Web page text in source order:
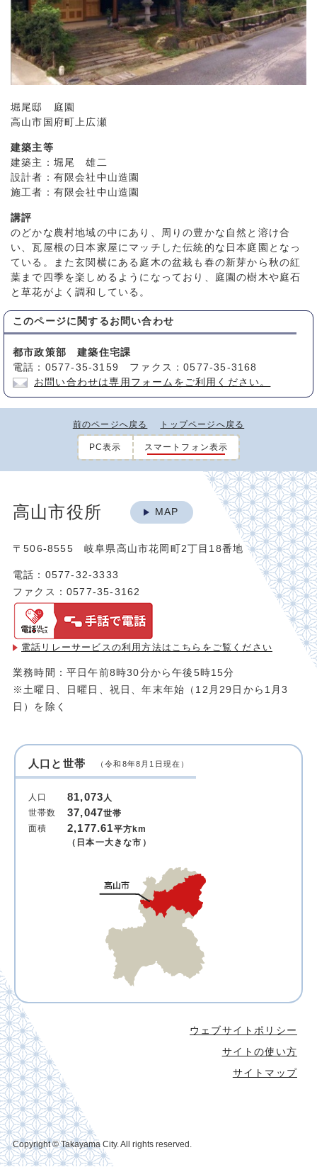
堀尾邸 庭園
高山市国府町上広瀬
建築主等
建築主：堀尾 雄二
設計者：有限会社中山造園
施工者：有限会社中山造園
講評
のどかな農村地域の中にあり、周りの豊かな自然と溶け合
い、瓦屋根の日本家屋にマッチした伝統的な日本庭園となっ
ている。また玄関横にある庭木の盆栽も春の新芽から秋の紅
葉まで四季を楽しめるようになっており、庭園の樹木や庭石
と草花がよく調和している。
このページに関する お問い合わせ
都市政策部 建築住宅課
電話：0577-35-3159 ファクス：0577-35-3168
お問い合わせは専用フォームをご利用ください。
前のページへ戻る トップページへ戻る
PC表示 スマートフォン表示
高山市役所 MAP
〒506-8555 岐阜県高山市花岡町2丁目18番地
電話：0577-32-3333
ファクス：0577-35-3162
電話リレーサービスの利用方法は こちらをご覧ください
業務時間：平日午前8時30分から午後5時15分
※土曜日、日曜日、祝日、年末年始（12月29日から1月3
日）を除く
人口と世帯 （令和8年8月1日現在）
人口 81,073人
世帯数
37,047世帯
面積
2,177.61平方km
（日本一大きな市）
ウェブサイトポリシー
サイトの使い方
サイトマップ
Copyright © Takayama City. All rights reserved.